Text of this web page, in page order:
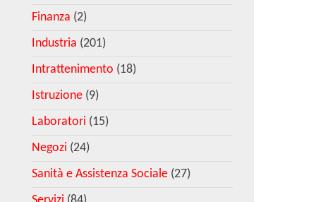
Finanza (2)
Industria (201)
Intrattenimento (18)
Istruzione (9)
Laboratori (15)
Negozi (24)
Sanità e Assistenza Sociale (27)